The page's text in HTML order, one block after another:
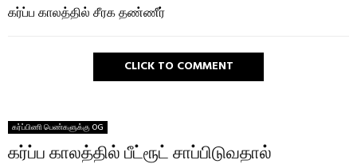
கர்ப்ப காலத்தில் சீரக தண்ணீர்
CLICK TO COMMENT
கர்ப்பிணி பெண்களுக்கு OG
கர்ப்ப காலத்தில் பீட்ரூட் சாப்பிடுவதால்